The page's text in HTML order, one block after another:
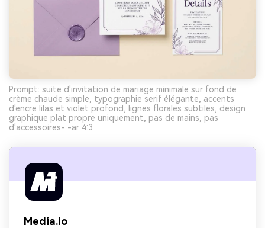
Prompt: suite d'invitation de mariage minimale sur fond de
crème chaude simple, typographie serif élégante, accents
d'encre lilas et violet profond, lignes florales subtiles, design
graphique plat propre uniquement, pas de mains, pas
d'accessoires- -ar 4:3
Media.io